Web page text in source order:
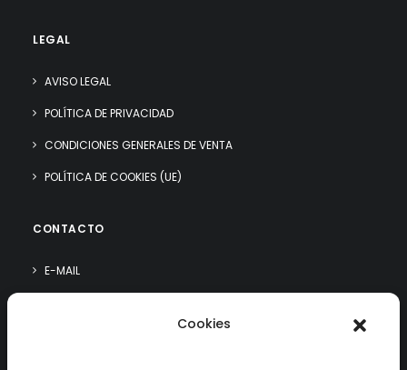
Cookies
LEGAL
AVISO LEGAL
POLÍTICA DE PRIVACIDAD
CONDICIONES GENERALES DE VENTA
POLÍTICA DE COOKIES (UE)
CONTACTO
E-MAIL